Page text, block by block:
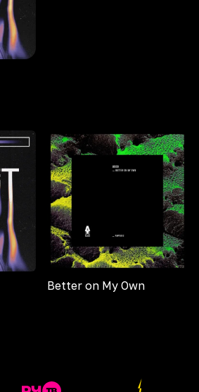
Better on My Own